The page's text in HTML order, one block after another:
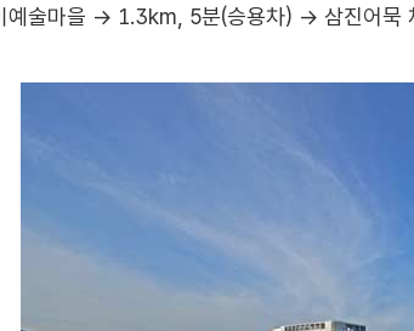
예술마을 → 1.3km, 5분(승용차) → 삼진어